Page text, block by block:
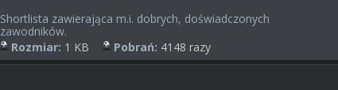
Shortlista zawierająca m.i. dobrych, doświadczonych
zawodników.
Rozmiar: 1 KB Pobrań: 4148 razy